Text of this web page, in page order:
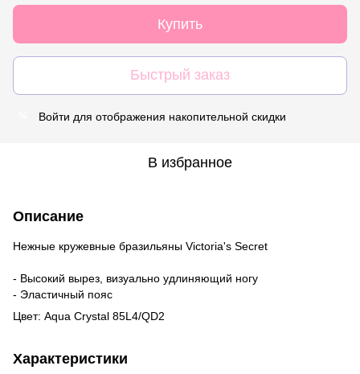
Купить
Быстрый заказ
Войти для отображения накопительной скидки
В избранное
Описание
Нежные кружевные бразильяны Victoria's Secret
- Высокий вырез, визуально удлиняющий ногу
- Эластичный пояс
Цвет: Aqua Crystal 85L4/QD2
Характеристики